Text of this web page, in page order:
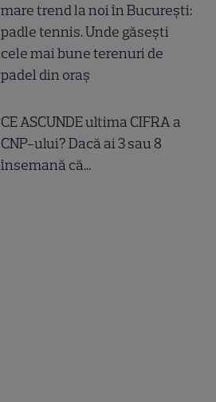
mare trend la noi în București:
padle tennis. Unde găsești
cele mai bune terenuri de
padel din oraș
CE ASCUNDE ultima CIFRA a
CNP-ului? Dacă ai 3 sau 8
însemană că...